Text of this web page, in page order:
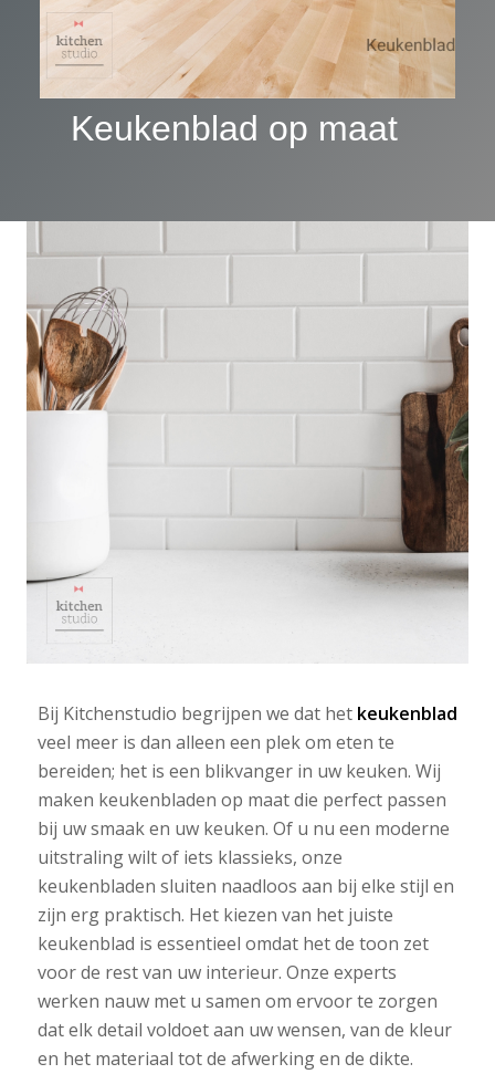
Keukenblad op maat
Bij Kitchenstudio begrijpen we dat het keukenblad
veel meer is dan alleen een plek om eten te
bereiden; het is een blikvanger in uw keuken. Wij
maken keukenbladen op maat die perfect passen
bij uw smaak en uw keuken. Of u nu een moderne
uitstraling wilt of iets klassieks, onze
keukenbladen sluiten naadloos aan bij elke stijl en
zijn erg praktisch. Het kiezen van het juiste
keukenblad is essentieel omdat het de toon zet
voor de rest van uw interieur. Onze experts
werken nauw met u samen om ervoor te zorgen
dat elk detail voldoet aan uw wensen, van de kleur
en het materiaal tot de afwerking en de dikte.